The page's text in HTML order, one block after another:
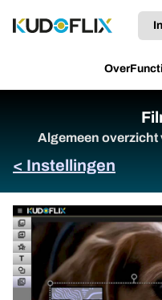
Over
Algemeen
< Instellingen